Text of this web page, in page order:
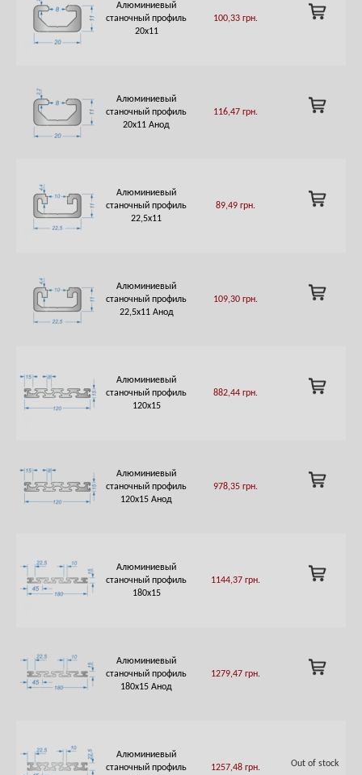
Алюминиевый
станочный профиль
20х11
100,33 грн.
ADD
TO
Алюминиевый
станочный профиль
20х11 Анод
116,47 грн.
ADD
TO
Алюминиевый
станочный профиль
22,5х11
89,49 грн.
ADD
TO
Алюминиевый
станочный профиль
22,5х11 Анод
109,30 грн.
ADD
TO
Алюминиевый
станочный профиль
120х15
882,44 грн.
ADD
TO
Алюминиевый
станочный профиль
120х15 Анод
978,35 грн.
ADD
TO
Алюминиевый
станочный профиль
180х15
1144,37 грн.
ADD
TO
Алюминиевый
станочный профиль
180х15 Анод
1279,47 грн.
ADD
TO
Алюминиевый
станочный профиль
1257,48 грн. Out of stock